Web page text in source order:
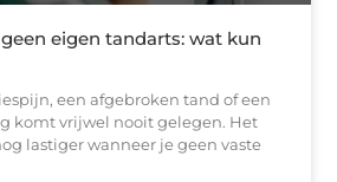
eigen tandarts: wat kun
een afgebroken tand of een
komt vrijwel nooit gelegen. Het
lastiger wanneer je geen vaste